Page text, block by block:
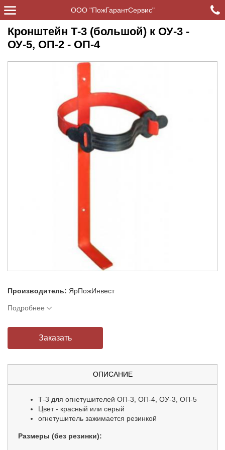
ООО "ПожГарантСервис"
Кронштейн Т-3 (большой) к ОУ-3 -
ОУ-5, ОП-2 - ОП-4
Производитель: ЯрПожИнвест
Подробнее
Заказать
ОПИСАНИЕ
Т-3 для огнетушителей ОП-3, ОП-4, ОУ-3, ОП-5
Цвет - красный или серый
огнетушитель зажимается резинкой
Размеры (без резинки):